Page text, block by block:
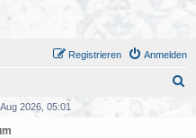
Anmelden
Registrieren
2026, 05:01